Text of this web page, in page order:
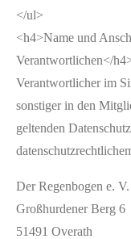
</ul>
<h4>Name und
Verantwortlichen</
Verantwortlicher im
sonstiger in den
geltenden
Der Regenbogen e. V.
Großhurdener Berg 6
51491 Overath